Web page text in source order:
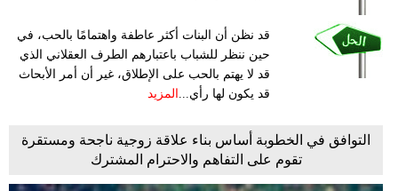
قد نظن أن البنات أكثر عاطفة واهتمامًا بالحب، في
حين ننظر للشباب باعتبارهم الطرف العقلاني الذي
قد لا يهتم بالحب على الإطلاق، غير أن أمر الأبحاث
قد يكون لها رأي...
المزيد
التوافق في الخطوبة أساس بناء علاقة زوجية ناجحة ومستقرة
تقوم على التفاهم والاحترام المشترك